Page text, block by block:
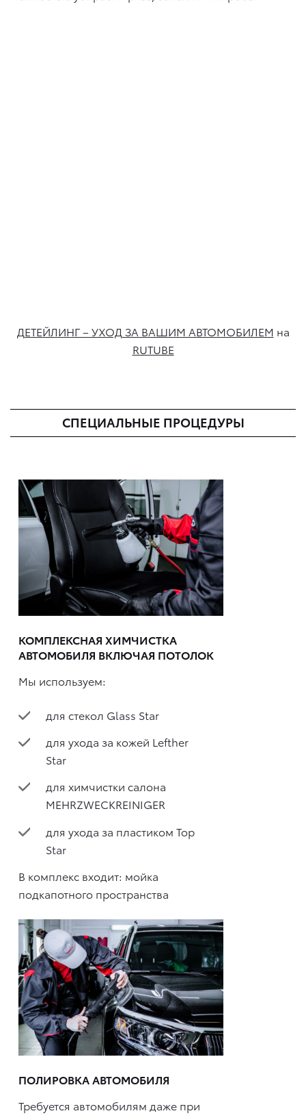
ДЕТЕЙЛИНГ – УХОД ЗА ВАШИМ АВТОМОБИЛЕМ на
RUTUBE
CПЕЦИАЛЬНЫЕ ПРОЦЕДУРЫ
КОМПЛЕКСНАЯ ХИМЧИСТКА
АВТОМОБИЛЯ ВКЛЮЧАЯ ПОТОЛОК
Мы используем:
для стекол Glass Star
для ухода за кожей Lefther
Star
для химчистки салона
MEHRZWECKREINIGER
для ухода за пластиком Top
Star
В комплекс входит: мойка
подкапотного пространства
ПОЛИРОВКА АВТОМОБИЛЯ
Требуется автомобилям даже при